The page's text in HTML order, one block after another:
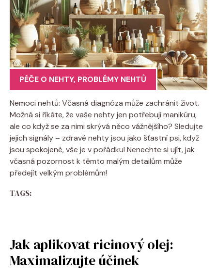
PÉČE O NEHTY, PROBLÉMY NEHTŮ
Nemoci nehtů: Včasná diagnóza může zachránit život.
Možná si říkáte, že vaše nehty jen potřebují manikúru,
ale co když se za nimi skrývá něco vážnějšího? Sledujte
jejich signály – zdravé nehty jsou jako šťastní psi, když
jsou spokojené, vše je v pořádku! Nenechte si ujít, jak
včasná pozornost k těmto malým detailům může
předejít velkým problémům!
TAGS:
Jak aplikovat ricinový olej:
Maximalizujte účinek